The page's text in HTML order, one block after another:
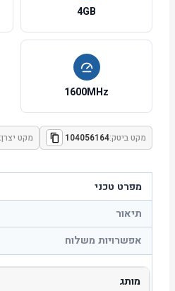
4GB
1600MHz
מקט ביטק:104056164 מקט יצרן:
מפרט טכני
תיאור
אפשרויות משלוח
מותג